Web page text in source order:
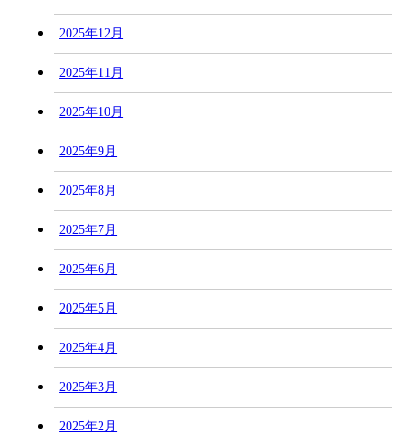
2025年12月
2025年11月
2025年10月
2025年9月
2025年8月
2025年7月
2025年6月
2025年5月
2025年4月
2025年3月
2025年2月